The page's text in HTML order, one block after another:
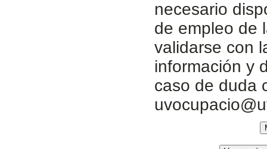
necesario
de empleo de
validarse con
información y
caso de duda